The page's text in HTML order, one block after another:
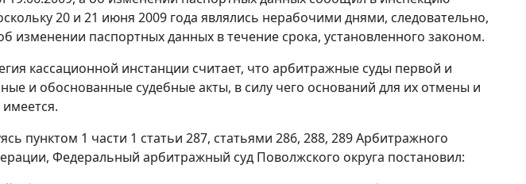
20 и 21 июня 2009 года являлись нерабочими днями, следовательно,
паспортных данных в течение срока, установленного законом.
кассационной инстанции считает, что арбитражные суды первой и
и обоснованные судебные акты, в силу чего оснований для их отмены и
пунктом 1 части 1 статьи 287, статьями 286, 288, 289Арбитражного
Федеральный арбитражный суд Поволжского округа постановил: